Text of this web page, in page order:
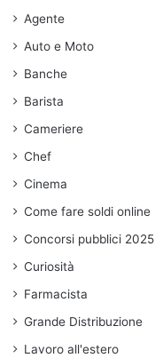
Agente
Auto e Moto
Banche
Barista
Cameriere
Chef
Cinema
Come fare soldi online
Concorsi pubblici
Curiosità
Farmacista
Grande Distribuzione
Lavoro all'estero